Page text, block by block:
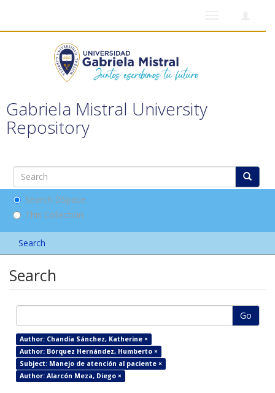
Gabriela Mistral University
Repository
Search DSpace
This Collection
Search
Search
Go
Author: Chandía Sánchez, Katherine ×
Author: Bórquez Hernández, Humberto ×
Subject: Manejo de atención al paciente ×
Author: Alarcón Meza, Diego ×